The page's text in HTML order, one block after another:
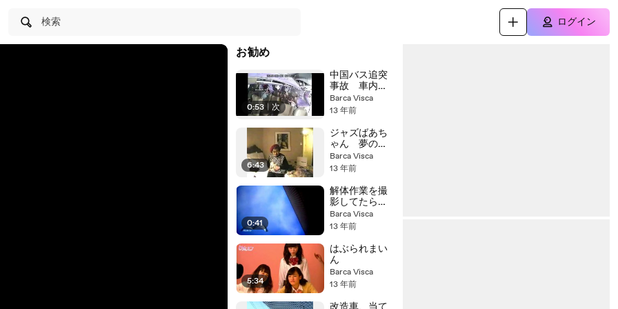
検索 ログイン
お勧め
0:53 次
中国バス追突
事故 車内映
像
Barca Visca
13 年前
6:43
ジャズばあち
ゃん 夢のセ
ッション（編
集版） -
Barca Visca
13 年前
0:41
解体作業を撮
影してたら瓦
礫が飛んでき
て死亡
Barca Visca
13 年前
5:34
はぶられまい
ん
Barca Visca
13 年前